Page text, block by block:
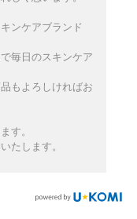
ンケアブランド
毎日のスキンケア
もよろしければお
す。
たします。